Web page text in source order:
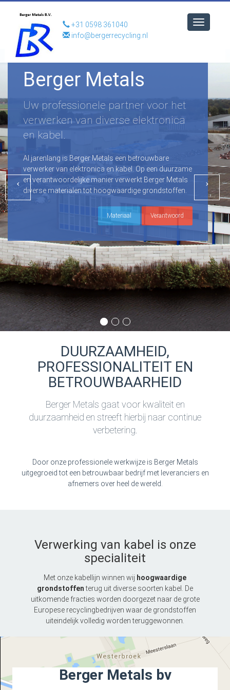
Toggle
+31 0598 361040
info@bergerrecycling.nl
Metals
partner voor het
van diverse elektronica
is Berger Metals een betrouwbare
van elektronica en kabel. Op een duurzame
manier verwerkt Berger Metals
tot hoogwaardige grondstoffen.
Verantwoord
en
Al
DUURZAAMHEID,
PROFESSIONALITEIT EN
BETROUWBAARHEID
Berger Metals gaat voor kwaliteit en
duurzaamheid en streeft hierbij naar continue
verbetering.
Door onze professionele werkwijze is Berger Metals
uitgegroeid tot een betrouwbaar bedrijf met leveranciers en
afnemers over heel de wereld.
Verwerking van kabel is onze
specialiteit
Met onze kabellijn winnen wij hoogwaardige
grondstoffenterug uit diverse soorten kabel. De
uitkomende fracties worden doorgezet naar de grote
Europese recyclingbedrijven waar de grondstoffen
uiteindelijk volledig worden teruggewonnen.
Berger Metals bv